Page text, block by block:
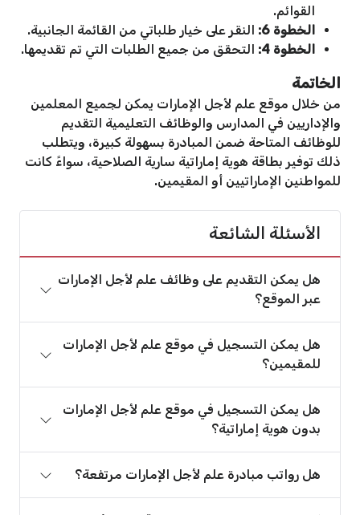
القوائم.
الخطوة 6:
النقر على خيار طلباتي من القائمة الجانبية.
الخطوة 4:
التحقق من جميع الطلبات التي تم تقديمها.
الخاتمة
من خلال موقع علم لأجل الإمارات يمكن لجميع المعلمين
والإداريين في المدارس والوظائف التعليمية التقديم
للوظائف المتاحة ضمن المبادرة بسهولة كبيرة، ويتطلب
ذلك توفير بطاقة هوية إماراتية سارية الصلاحية، سواءً كانت
للمواطنين الإماراتيين أو المقيمين.
الأسئلة الشائعة
هل يمكن التقديم على وظائف علم لأجل الإمارات
عبر الموقع؟
هل يمكن التسجيل في موقع علم لأجل الإمارات
للمقيمين؟
هل يمكن التسجيل في موقع علم لأجل الإمارات
بدون هوية إماراتية؟
هل رواتب مبادرة علم لأجل الإمارات مرتفعة؟